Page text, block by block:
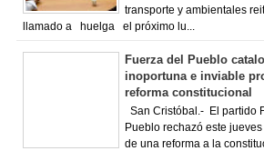
transporte y ambientales
llamado a huelga el próximo lu...
Fuerza del Pueblo
inoportuna e inviable
reforma constitucional
San Cristóbal.- El partido
Pueblo rechazó este
de una reforma a la